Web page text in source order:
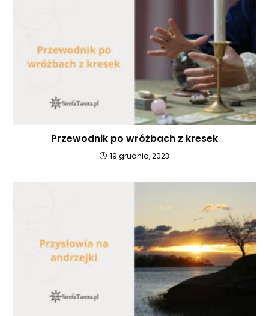
Przewodnik po wróżbach z kresek
19 grudnia, 2023